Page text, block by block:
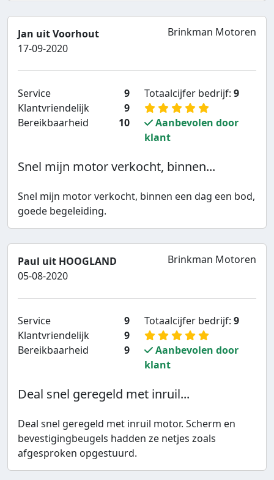
Jan uit Voorhout
17-09-2020
Brinkman Motoren
Service
9
Klantvriendelijk
9
Bereikbaarheid
10
Totaalcijfer bedrijf: 9
Aanbevolen door
klant
Snel mijn motor verkocht, binnen...
Snel mijn motor verkocht, binnen een dag een bod,
goede begeleiding.
Paul uit HOOGLAND
05-08-2020
Brinkman Motoren
Service
9
Klantvriendelijk
9
Bereikbaarheid
9
Totaalcijfer bedrijf: 9
Aanbevolen door
klant
Deal snel geregeld met inruil...
Deal snel geregeld met inruil motor. Scherm en
bevestigingbeugels hadden ze netjes zoals
afgesproken opgestuurd.